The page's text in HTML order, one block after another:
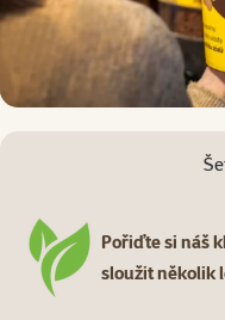
Pořiďte si náš
sloužit několik